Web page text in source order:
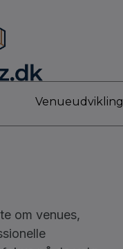
Venueudvikling
om venues,